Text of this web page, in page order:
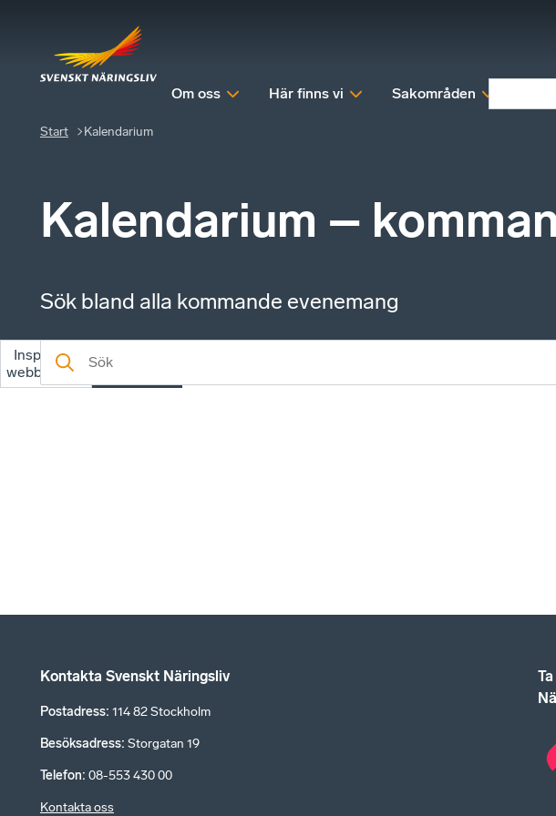
Om oss Här finns vi Sakområden
Start Kalendarium
Kalendarium –
Sök bland alla kommande evenemang
Inspelade
webbinarier
Kommande
evenemang
Kontakta Svenskt Näringsliv
Postadress: 114 82 Stockholm
Besöksadress: Storgatan 19
Telefon: 08-553 430 00
Kontakta oss